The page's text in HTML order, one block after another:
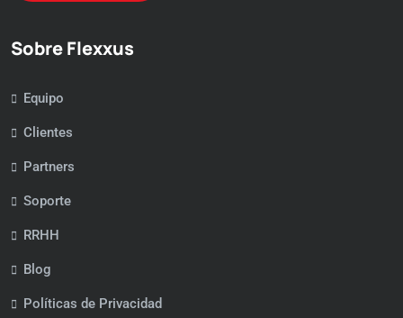
Sobre Flexxus
Equipo
Clientes
Partners
Soporte
RRHH
Blog
Políticas de Privacidad